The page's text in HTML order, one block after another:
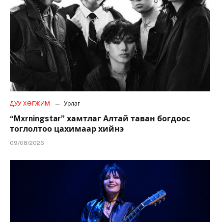
ДУУ ХӨГЖИМ Урлаг
“Mxrningstar” хамтлаг Алтай таван богдоос
тоглолтоо цахимаар хийнэ
09/08/2026